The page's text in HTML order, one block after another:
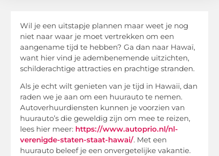
Wil je een uitstapje plannen maar weet je nog
niet naar waar je moet vertrekken om een
aangename tijd te hebben? Ga dan naar Hawaï,
want hier vind je adembenemende uitzichten,
schilderachtige attracties en prachtige stranden.
Als je echt wilt genieten van je tijd in Hawaii, dan
raden we je aan om een huurauto te nemen.
Autoverhuurdiensten kunnen je voorzien van
huurauto’s die geweldig zijn om mee te reizen,
lees hier meer: https://www.autoprio.nl/nl-
verenigde-staten-staat-hawai/. Met een
huurauto beleef je een onvergetelijke vakantie.